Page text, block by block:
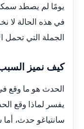
يومًا لم يصطد
في هذه الحالة لا
الجملة التي تحمل
كيف نميز
الحدث هو ما وقع
يفسر لماذا وقع
سانتياغو حدث،